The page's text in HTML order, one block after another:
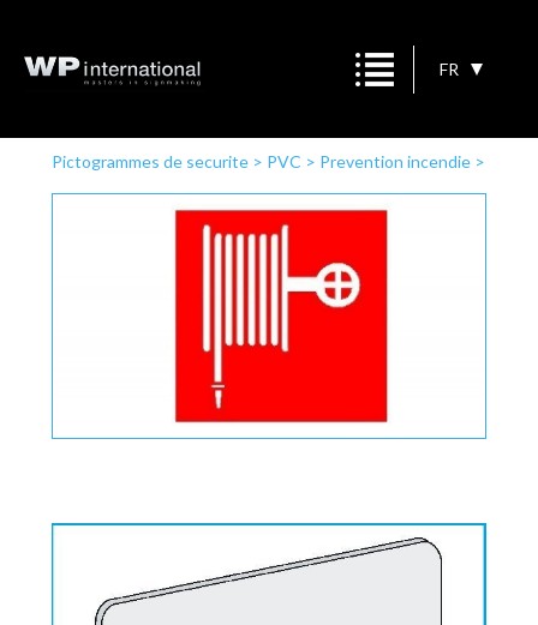
FR
Pictogrammes de securite> PVC > Prevention incendie>